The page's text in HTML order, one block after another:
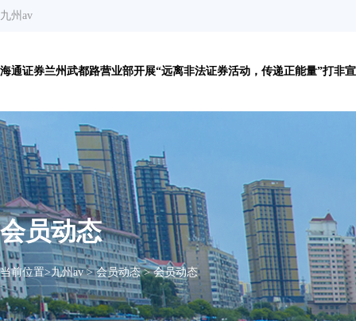
九州av
海通证券兰州武都路营业部开展“远离非法证券活动，传递正能量”打非
会员动态
当前位置>九州av>会员动态>会员动态